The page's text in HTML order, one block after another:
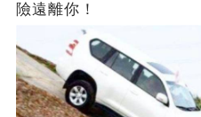
險遠離你！